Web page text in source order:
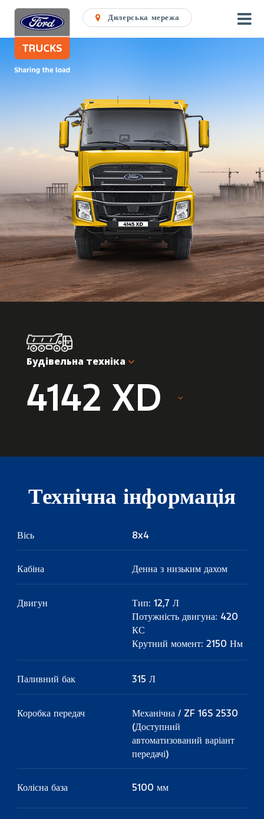
Дилерська мережа
Будівельна техніка
4142 XD
Технічна інформація
Вісь 8x4
Кабіна Денна з низьким дахом
Двигун
Тип: 12,7 Л
Потужність двигуна: 420
КС
Крутний момент: 2150 Нм
Паливний бак 315 Л
Коробка передач
Механічна / ZF 16S 2530
(Доступний
автоматизований варіант
передачі)
Колісна база 5100 мм